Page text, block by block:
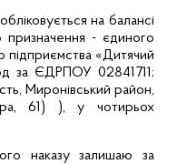
на балансі
призначення - єдиного
«Дитячий
за ЄДРПОУ 02841711;
Миронівський район,
61) ), у чотирьох
наказу залишаю за